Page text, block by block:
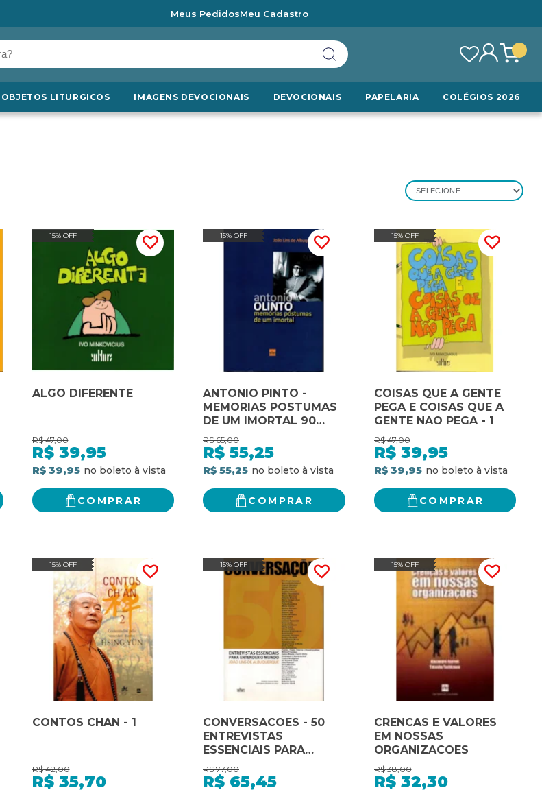
Meus PedidosMeu Cadastro
OBJETOS LITURGICOS IMAGENS DEVOCIONAIS DEVOCIONAIS PAPELARIA COLÉGIOS 2026
SELECIONE
15% OFF
ALGO DIFERENTE
R$ 47,00
R$ 39,95
R$ 39,95
COMPRAR
15% OFF
ANTONIO PINTO -
MEMORIAS POSTUMAS
DE UM IMORTAL 90
ANOS DE PAIXAO - 1
R$ 65,00
R$ 55,25
R$ 55,25
COMPRAR
15% OFF
COISAS QUE A GENTE
PEGA E COISAS QUE A
GENTE NAO PEGA - 1
R$ 47,00
R$ 39,95
R$ 39,95
COMPRAR
15% OFF
CONTOS CHAN - 1
R$ 42,00
R$ 35,70
15% OFF
CONVERSACOES - 50
ENTREVISTAS
ESSENCIAIS PARA
ENTENDER O MUNDO - 1
R$ 77,00
R$ 65,45
15% OFF
CRENCAS E VALORES
EM NOSSAS
ORGANIZACOES
R$ 38,00
R$ 32,30